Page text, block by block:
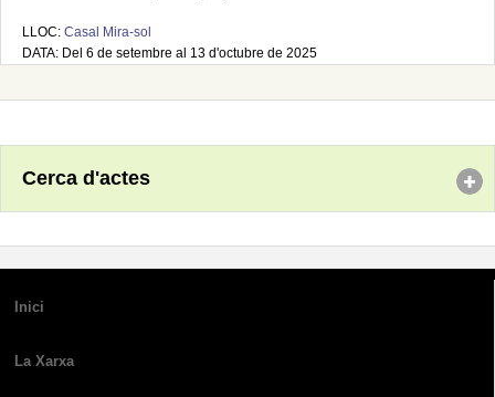
LLOC: Casal Mira-sol
DATA: Del 6 de setembre al 13 d'octubre de 2025
Cerca d'actes
Inici
La Xarxa